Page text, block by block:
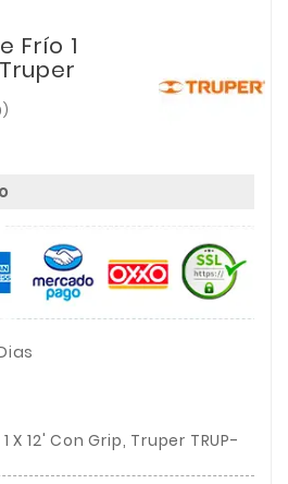
Frío 1
X 12' Con Grip, Truper TRUP-